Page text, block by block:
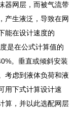
器网层，而被气流带
产生液泛，导致在网
能在设计速度的
是在公式计算值的
。垂直或倾斜安装
考虑到液体负荷和液
用下式计算设计速
算，并以此选配网层